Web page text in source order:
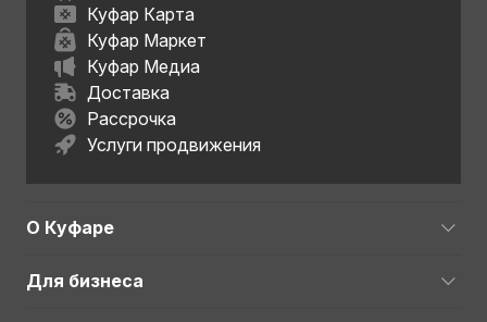
Куфар Карта
Куфар Маркет
Куфар Медиа
Доставка
Рассрочка
Услуги продвижения
О Куфаре
Для бизнеса